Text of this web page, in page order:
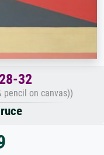
32
pencil on canvas))